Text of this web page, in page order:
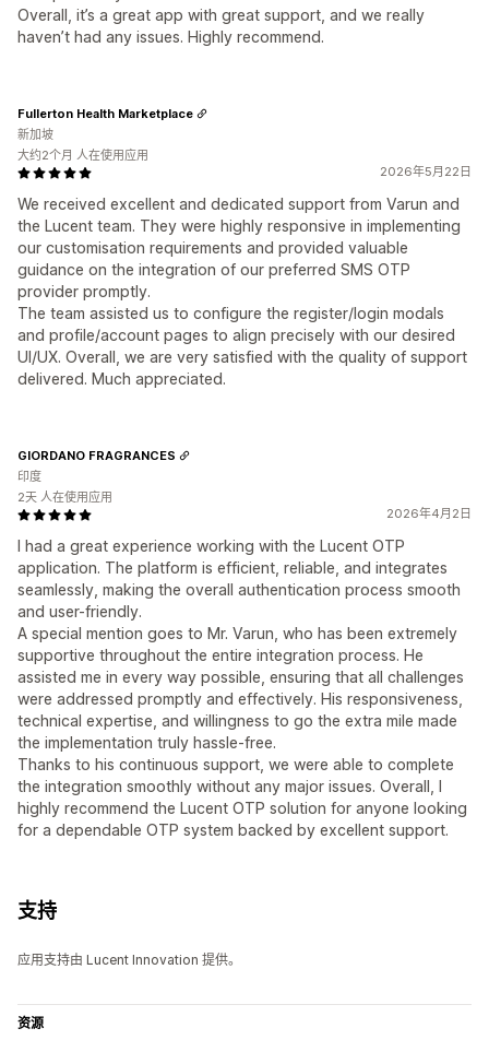
Overall, it’s a great app with great support, and we really
haven’t had any issues. Highly recommend.
2026年5月22日
We received excellent and dedicated support from Varun and
the Lucent team. They were highly responsive in implementing
our customisation requirements and provided valuable
guidance on the integration of our preferred SMS OTP
provider promptly.
The team assisted us to configure the register/login modals
and profile/account pages to align precisely with our desired
UI/UX. Overall, we are very satisfied with the quality of support
delivered. Much appreciated.
Fullerton Health Marketplace
新加坡
大约2个月 人在使用应用
2026年4月2日
I had a great experience working with the Lucent OTP
application. The platform is efficient, reliable, and integrates
seamlessly, making the overall authentication process smooth
and user-friendly.
A special mention goes to Mr. Varun, who has been extremely
supportive throughout the entire integration process. He
assisted me in every way possible, ensuring that all challenges
were addressed promptly and effectively. His responsiveness,
technical expertise, and willingness to go the extra mile made
the implementation truly hassle-free.
Thanks to his continuous support, we were able to complete
the integration smoothly without any major issues. Overall, I
highly recommend the Lucent OTP solution for anyone looking
for a dependable OTP system backed by excellent support.
GIORDANO FRAGRANCES
印度
2天 人在使用应用
支持
应用支持由 Lucent Innovation 提供。
资源